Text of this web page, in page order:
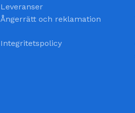
Leveranser
Ångerrätt och reklamation
Integritetspolicy